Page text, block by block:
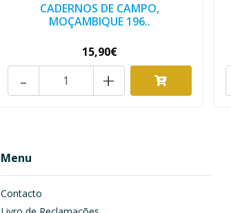
CADERNOS DE CAMPO,
MOÇAMBIQUE 196..
15,90€
+
-
Menu
Contacto